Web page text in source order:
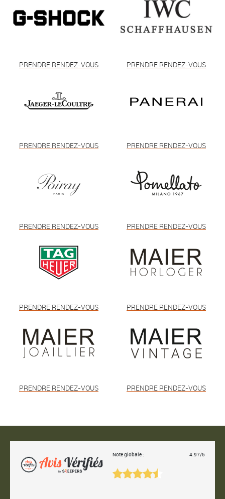
PRENDRE RENDEZ-VOUS PRENDRE RENDEZ-VOUS
PRENDRE RENDEZ-VOUS PRENDRE RENDEZ-VOUS
PRENDRE RENDEZ-VOUS PRENDRE RENDEZ-VOUS
PRENDRE RENDEZ-VOUS PRENDRE RENDEZ-VOUS
PRENDRE RENDEZ-VOUS PRENDRE RENDEZ-VOUS
Note globale : 4.97/5